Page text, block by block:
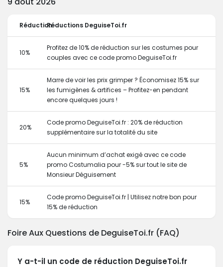
RéductionRéductions DeguiseToi.fr
10%
Profitez de 10% de réduction sur les costumes pour
couples avec ce code promo DeguiseToi.fr
15%
Marre de voir les prix grimper ? Économisez 15% sur
les fumigènes & artifices – Profitez-en pendant
encore quelques jours !
20%
Code promo DeguiseToi.fr : 20% de réduction
supplémentaire sur la totalité du site
5%
Aucun minimum d’achat exigé avec ce code
promo Costumalia pour -5% sur tout le site de
Monsieur Déguisement
15%
Code promo DeguiseToi.fr | Utilisez notre bon pour
15% de réduction
Foire Aux Questions de DeguiseToi.fr (FAQ)
Y a-t-il un code de réduction DeguiseToi.fr